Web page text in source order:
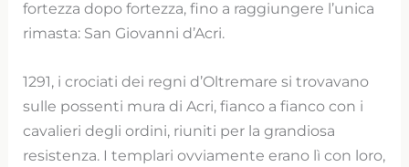
fortezza dopo fortezza, fino a raggiungere l’unica
rimasta: San Giovanni d’Acri.
1291, i crociati dei regni d’Oltremare si trovavano
sulle possenti mura di Acri, fianco a fianco con i
cavalieri degli ordini, riuniti per la grandiosa
resistenza. I templari ovviamente erano lì con loro,